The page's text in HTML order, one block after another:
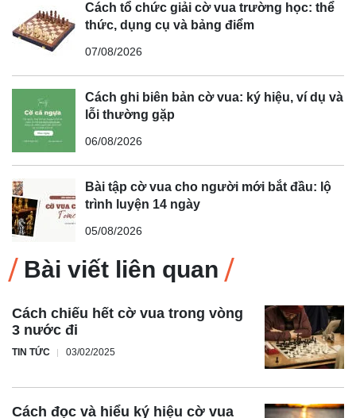
Cách tổ chức giải cờ vua trường học: thể
thức, dụng cụ và bảng điểm
07/08/2026
Cách ghi biên bản cờ vua: ký hiệu, ví dụ và
lỗi thường gặp
06/08/2026
Bài tập cờ vua cho người mới bắt đầu: lộ
trình luyện 14 ngày
05/08/2026
Bài viết liên quan
Cách chiếu hết cờ vua trong vòng
3 nước đi
TIN TỨC 03/02/2025
Cách đọc và hiểu ký hiệu cờ vua